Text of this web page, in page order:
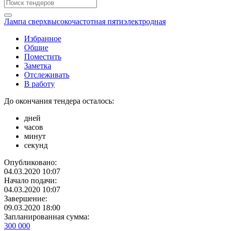
Лампа сверхвысокочастотная пятиэлектродная
Избранное
Общие
Поместить
Заметка
Отслеживать
В работу
До окончания тендера осталось:
дней
часов
минут
секунд
Опубликовано:
04.03.2020 10:07
Начало подачи:
04.03.2020 10:07
Завершение:
09.03.2020 18:00
Запланированная сумма:
300 000